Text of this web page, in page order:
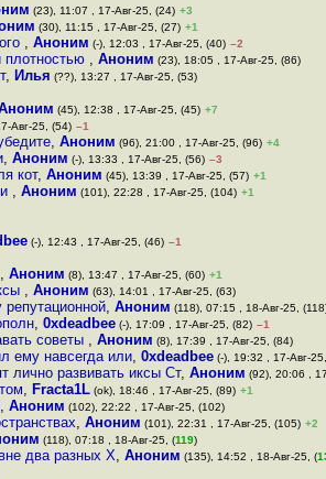
(23), 11:07 , 17-Авг-25, (24) +3
(30), 11:15 , 17-Авг-25, (27) +1
, Аноним (-), 12:03 , 17-Авг-25, (40) –2
плотностью , Аноним (23), 18:05 , 17-Авг-25, (86)
, Илья (??), 13:27 , 17-Авг-25, (53)
(45), 12:38 , 17-Авг-25, (45) +7
Авг-25, (54) –1
, Аноним (96), 21:00 , 17-Авг-25, (96) +4
, Аноним (-), 13:33 , 17-Авг-25, (56) –3
кот, Аноним (45), 13:39 , 17-Авг-25, (57) +1
, Аноним (101), 22:28 , 17-Авг-25, (104) +1
(-), 12:43 , 17-Авг-25, (46) –1
, Аноним (8), 13:47 , 17-Авг-25, (60) +1
, Аноним (63), 14:01 , 17-Авг-25, (63)
, Аноним (118), 07:15 , 18-Авг-25,
, 0xdeadbee (-), 17:09 , 17-Авг-25, (82) –1
советы , Аноним (8), 17:39 , 17-Авг-25, (84)
ему навсегда или, 0xdeadbee (-), 19:32 , 17-Авг-
лично развивать иксы Ст, Аноним (92), 20:06 ,
, Fracta1L (ok), 18:46 , 17-Авг-25, (89) +1
, Аноним (102), 22:22 , 17-Авг-25, (102)
, Аноним (101), 22:31 , 17-Авг-25, (105) +2
(118), 07:18 , 18-Авг-25, (119)
два разных X, Аноним (135), 14:52 , 18-Авг-25, (